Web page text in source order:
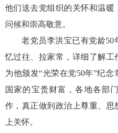
他们送去党组织的关怀和温暖
问候和崇高敬意。
老党员李洪宝已有党龄50
忆过往、拉家常，详细了解
为他颁发“光荣在党50年”纪
国家的宝贵财富，各地各部
作，真正做到政治上尊重、
上关怀。